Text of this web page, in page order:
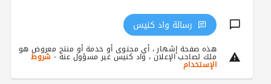
رسالة واد كنيس
هذه صفحة إشهار ، أي محتوى أو خدمة أو منتج معروض هو
ملك لصاحب الإعلان ، واد كنيس غير مسؤول عنه - شروط
الإستخدام